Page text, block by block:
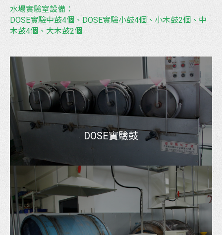
水場實驗室設備：
DOSE實驗中鼓4個、DOSE實驗小鼓4個、小木鼓2個、中
木鼓4個、大木鼓2個
DOSE實驗鼓